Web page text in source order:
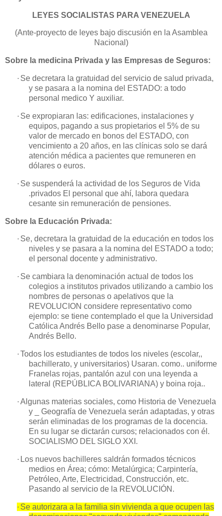
LEYES SOCIALISTAS PARA VENEZUELA
(Ante-proyecto de leyes bajo discusión en la Asamblea
Nacional )
Sobre la medicina Privada y las Empresas de Seguros:
· Se decretara la gratuidad del servicio de salud privada,
y se pasara a la nomina del ESTADO: a todo
personal medico Y auxiliar.
· Se expropiaran las: edificaciones, instalaciones y
equipos, pagando a sus propietarios el 5% de su
valor de mercado en bonos del ESTADO, con
vencimiento a 20 años, en las clínicas solo se dará
atención médica a pacientes que remuneren en
dólares o euros.
· Se suspenderá la actividad de los Seguros de Vida
.privados El personal que ahí, labora quedara
cesante sin remuneración de pensiones.
Sobre la Educación Privada:
· Se, decretara la gratuidad de la educación en todos los
niveles y se pasara a la nomina del ESTADO a todo;
el personal docente y administrativo.
· Se cambiara la denominación actual de todos los
colegios a institutos privados utilizando a cambio los
nombres de personas o apelativos que la
REVOLUCION considere representativo como
ejemplo: se tiene contemplado el que la Universidad
Católica Andrés Bello pase a denominarse Popular,
Andrés Bello.
·Todos los estudiantes de todos los niveles (escolar,,
bachillerato, y universitarios) Usaran. como.. uniforme
Franelas rojas, pantalón azul con una leyenda a
lateral (REPÚBLICA BOLIVARIANA) y boina roja..
·Algunas materias sociales, como Historia de Venezuela
y _ Geografía de Venezuela serán adaptadas, y otras
serán eliminadas de los programas de la docencia.
En su lugar se dictarán cursos; relacionados con él.
SOCIALISMO DEL SIGLO XXI.
· Los nuevos bachilleres saldrán formados técnicos
medios en Área; cómo: Metalúrgica; Carpintería,
Petróleo, Arte, Electricidad, Construcción, etc.
Pasando al servicio de la REVOLUCIÓN.
· Se autorizara a la familia sin vivienda a que ocupen las